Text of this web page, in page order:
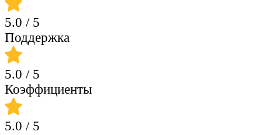
5.0 / 5
Поддержка
5.0 / 5
Коэффициенты
5.0 / 5